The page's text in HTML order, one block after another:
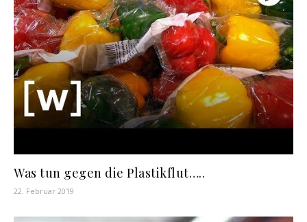
Was tun gegen die Plastikflut…..
22. Februar 2019